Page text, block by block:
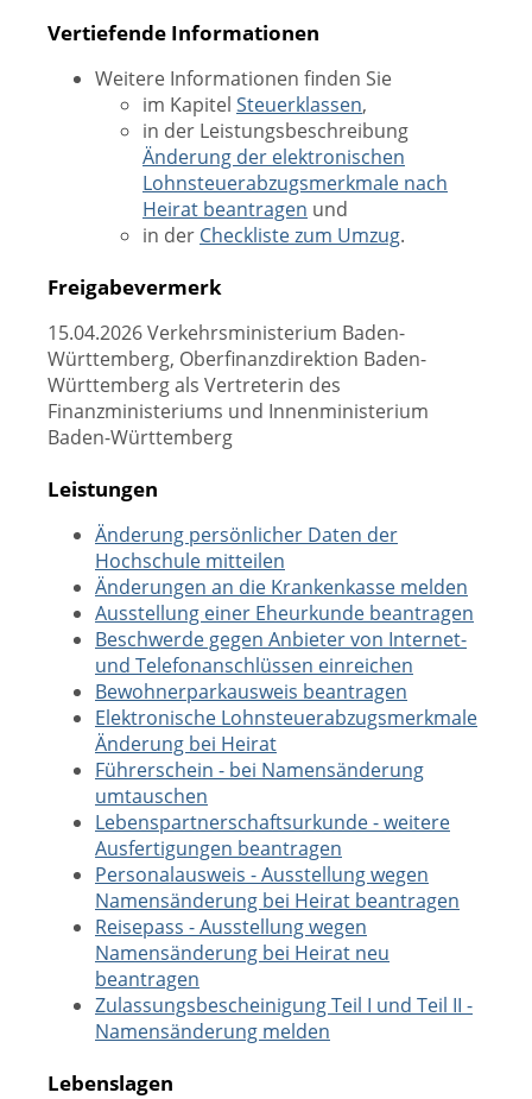
Vertiefende Informationen
Weitere Informationen finden Sie
im Kapitel Steuerklassen,
in der Leistungsbeschreibung
Änderung der elektronischen
Lohnsteuerabzugsmerkmale nach
Heirat beantragen und
in der Checkliste zum Umzug.
Freigabevermerk
15.04.2026 Verkehrsministerium Baden-
Württemberg, Oberfinanzdirektion Baden-
Württemberg als Vertreterin des
Finanzministeriums und Innenministerium
Baden-Württemberg
Leistungen
Änderung persönlicher Daten der
Hochschule mitteilen
Änderungen an die Krankenkasse melden
Ausstellung einer Eheurkunde beantragen
Beschwerde gegen Anbieter von Internet-
und Telefonanschlüssen einreichen
Bewohnerparkausweis beantragen
Elektronische Lohnsteuerabzugsmerkmale
Änderung bei Heirat
Führerschein - bei Namensänderung
umtauschen
Lebenspartnerschaftsurkunde - weitere
Ausfertigungen beantragen
Personalausweis - Ausstellung wegen
Namensänderung bei Heirat beantragen
Reisepass - Ausstellung wegen
Namensänderung bei Heirat neu
beantragen
Zulassungsbescheinigung Teil I und Teil II -
Namensänderung melden
Lebenslagen